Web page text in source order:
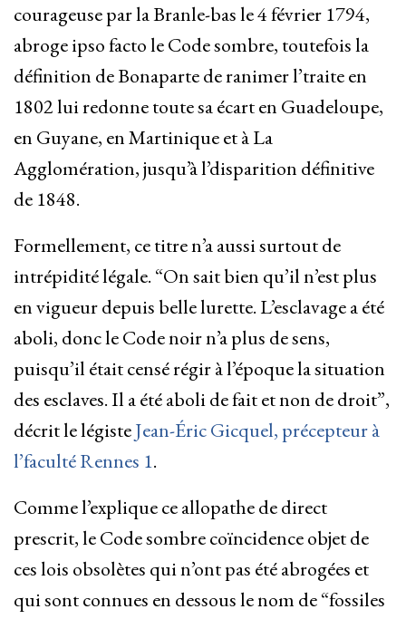
courageuse par la Branle-bas le 4 février 1794,
abroge ipso facto le Code sombre, toutefois la
définition de Bonaparte de ranimer l’traite en
1802 lui redonne toute sa écart en Guadeloupe,
en Guyane, en Martinique et à La
Agglomération, jusqu’à l’disparition définitive
de 1848.
Formellement, ce titre n’a aussi surtout de
intrépidité légale. “On sait bien qu’il n’est plus
en vigueur depuis belle lurette. L’esclavage a été
aboli, donc le Code noir n’a plus de sens,
puisqu’il était censé régir à l’époque la situation
des esclaves. Il a été aboli de fait et non de droit”,
décrit le légisteJean-Éric Gicquel, précepteur à
l’faculté Rennes 1.
Comme l’explique ce allopathe de direct
prescrit, le Code sombre coïncidence objet de
ces lois obsolètes qui n’ont pas été abrogées et
qui sont connues en dessous le nom de “fossiles